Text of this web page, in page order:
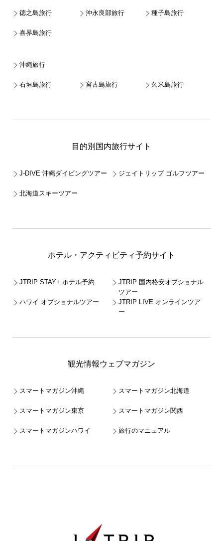
徳之島旅行 沖永良部旅行 種子島旅行
喜界島旅行
沖縄旅行
石垣島旅行 宮古島旅行 久米島旅行
目的別国内旅行サイト
J-DIVE 沖縄ダイビングツアー ジェイトリップ ゴルフツアー
北海道スキーツアー
ホテル・アクティビティ予約サイト
JTRIP STAY+ ホテル予約
JTRIP 国内格安オプショナル
ツアー
ハワイ オプショナルツアー
JTRIP LIVE オンラインツア
ー
観光情報ウェブマガジン
スマートマガジン沖縄 スマートマガジン北海道
スマートマガジン東京 スマートマガジン関西
スマートマガジンハワイ 旅行のマニュアル